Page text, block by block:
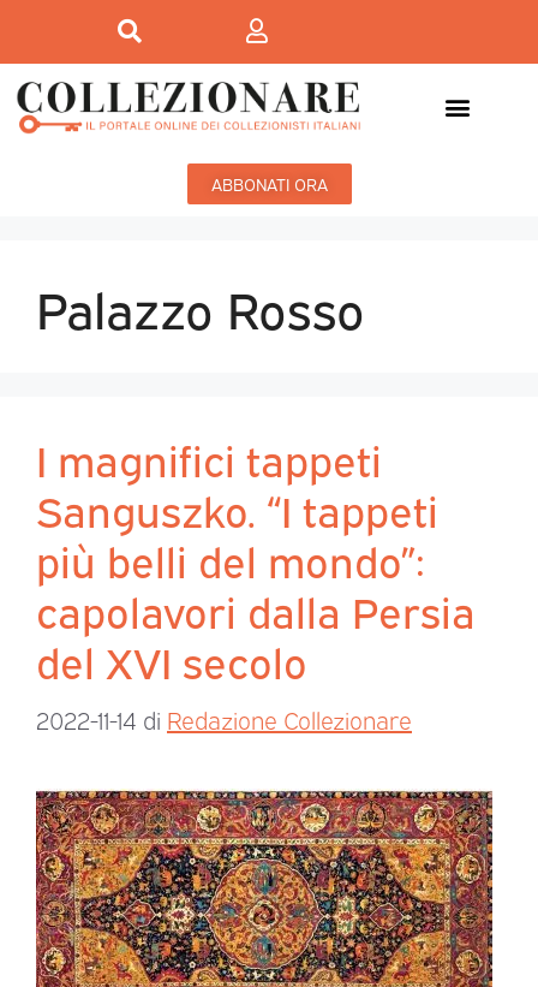
ABBONATI ORA
Palazzo Rosso
I magnifici tappeti
Sanguszko. “I tappeti
più belli del mondo”:
capolavori dalla Persia
del XVI secolo
2022-11-14 di Redazione Collezionare